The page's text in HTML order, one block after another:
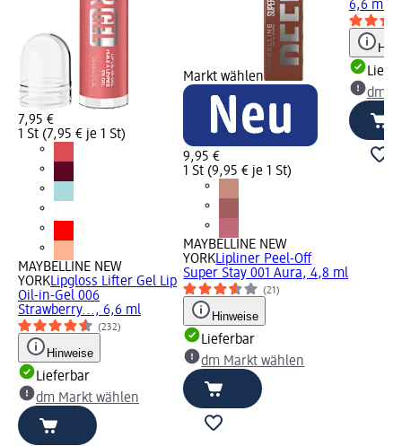
7,95 €
1 St (7,95 € je 1 St)
MAYBELLINE NEW
YORKLipgloss Lifter Gel Lip
Oil-in-Gel 006
Strawberry..., 6,6 ml
(232)
Hinweise
Lieferbar
dm Markt wählen
Markt wählen
9,95 €
1 St (9,95 € je 1 St)
MAYBELLINE NEW
YORKLipliner Peel-Off
Super Stay 001 Aura, 4,8 ml
(21)
Hinweise
Lieferbar
dm Markt wählen
6,6 ml
dm